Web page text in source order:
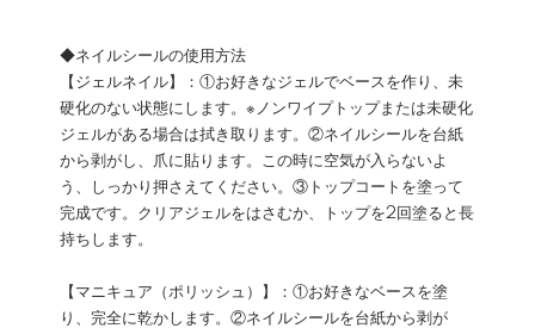
◆ネイルシールの使用方法
【ジェルネイル】：①お好きなジェルでベースを作り、未
硬化のない状態にします。※ノンワイプトップまたは未硬化
ジェルがある場合は拭き取ります。②ネイルシールを台紙
から剥がし、爪に貼ります。この時に空気が入らないよ
う、しっかり押さえてください。③トップコートを塗って
完成です。クリアジェルをはさむか、トップを2回塗ると長
持ちします。
【マニキュア（ポリッシュ）】：①お好きなベースを塗
り、完全に乾かします。②ネイルシールを台紙から剥が